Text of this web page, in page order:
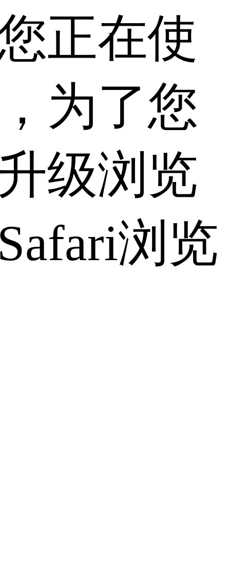
正在使
为了您
级浏览
浏览